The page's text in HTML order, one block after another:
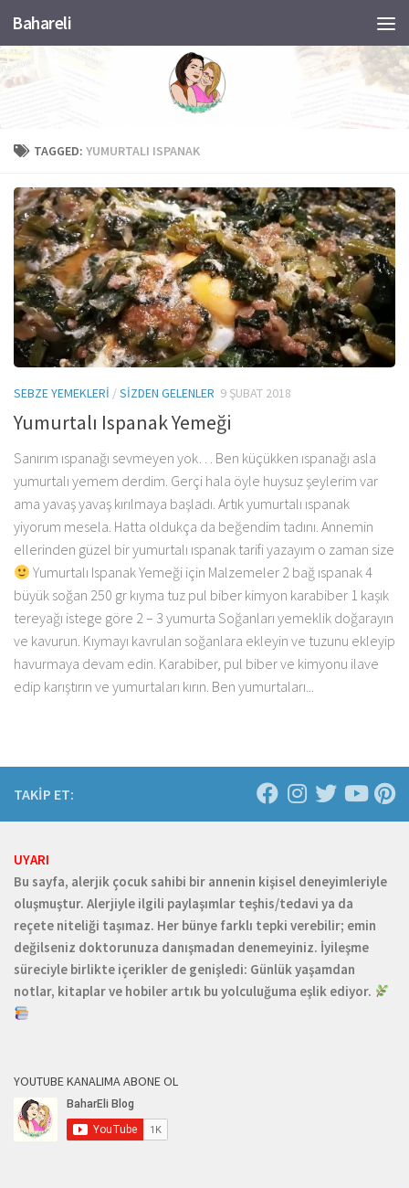
Skip to content
Bahareli
TAGGED: YUMURTALI ISPANAK
SEBZE YEMEKLERI /SIZDEN GELENLER 9 ŞUBAT 2018
Yumurtalı Ispanak Yemeği
Sanırım ıspanağı sevmeyen yok… Ben küçükken ıspanağı asla
yumurtalı yemem derdim. Gerçi hala öyle huysuz şeylerim var
ama yavaş yavaş kırılmaya başladı. Artık yumurtalı ıspanak
yiyorum mesela. Hatta oldukça da beğendim tadını. Annemin
ellerinden güzel bir yumurtalı ıspanak tarifi yazayım o zaman size
Yumurtalı Ispanak Yemeği için Malzemeler 2 bağ ıspanak 4
büyük soğan 250 gr kıyma tuz pul biber kimyon karabiber 1 kaşık
tereyağı istege göre 2 – 3 yumurta Soğanları yemeklik doğarayın
ve kavurun. Kıymayı kavrulan soğanlara ekleyin ve tuzunu ekleyip
havurmaya devam edin. Karabiber, pul biber ve kimyonu ilave
edip karıştırın ve yumurtaları kırın. Ben yumurtaları...
TAKİP ET:
UYARI
Bu sayfa, alerjik çocuk sahibi bir annenin kişisel deneyimleriyle
oluşmuştur. Alerjiyle ilgili paylaşımlar teşhis/tedavi ya da
reçete niteliği taşımaz. Her bünye farklı tepki verebilir; emin
değilseniz doktorunuza danışmadan denemeyiniz. İyileşme
süreciyle birlikte içerikler de genişledi: Günlük yaşamdan
notlar, kitaplar ve hobiler artık bu yolculuğuma eşlik ediyor.
YOUTUBE KANALIMA ABONE OL